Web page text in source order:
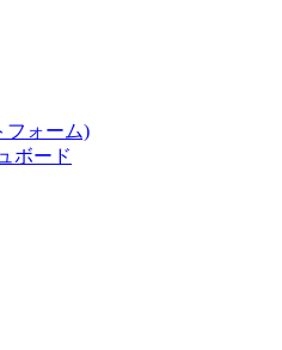
フォーム)
ボード